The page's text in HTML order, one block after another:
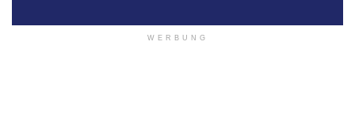
WERBUNG